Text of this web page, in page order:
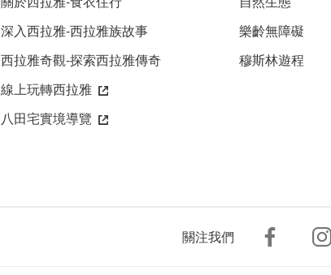
深入西拉雅-西拉雅族故事
西拉雅奇觀-探索西拉雅傳奇
線上玩轉西拉雅
八田宅實境導覽
樂齡無障礙
穆斯林遊程
關注我們